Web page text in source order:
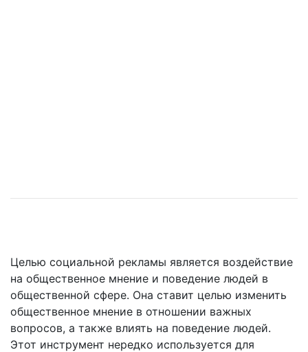
Целью социальной рекламы является воздействие
на общественное мнение и поведение людей в
общественной сфере. Она ставит целью изменить
общественное мнение в отношении важных
вопросов, а также влиять на поведение людей.
Этот инструмент нередко используется для